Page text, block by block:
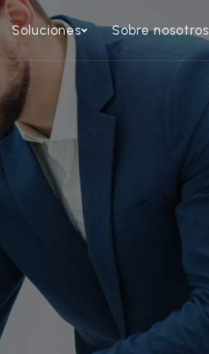
Soluciones Sobre nosotros